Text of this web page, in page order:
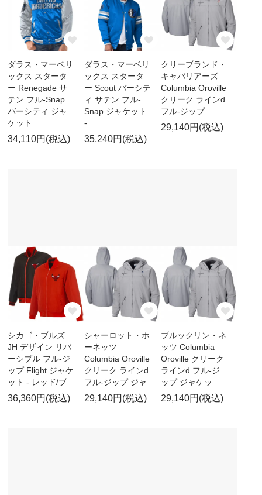
ダラス・マーベリ
ックス スタータ
ー Renegade サ
テン フル-Snap
バーシティ ジャ
ケット
34,110円(税込)
ダラス・マーベリ
ックス スタータ
ー Scout バーシテ
ィ サテン フル-
Snap ジャケット
-
35,240円(税込)
クリーブランド・
キャバリアーズ
Columbia Oroville
クリーク ラインd
フル-ジップ
29,140円(税込)
シカゴ・ブルズ
JH デザイン リバ
ーシブル フル-ジ
ップ Flight ジャケ
ット - レッド/ブ
36,360円(税込)
シャーロット・ホ
ーネッツ
Columbia Oroville
クリーク ラインd
フル-ジップ ジャ
29,140円(税込)
ブルックリン・ネ
ッツ Columbia
Oroville クリーク
ラインd フル-ジ
ップ ジャケッ
29,140円(税込)